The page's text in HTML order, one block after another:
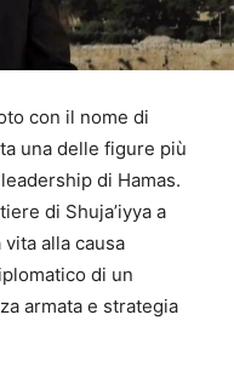
con il nome di
una delle figure più
di Hamas.
di Shuja’iyya a
vita alla causa
di un
armata e strategia